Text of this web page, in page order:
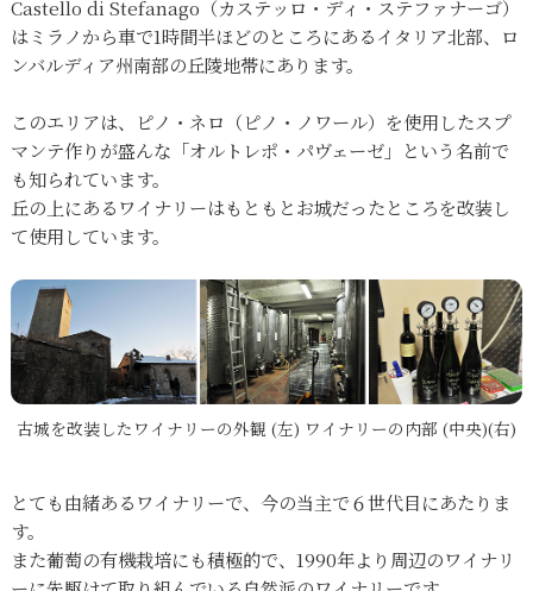
Castello di Stefanago（カステッロ・ディ・ステファナーゴ）
はミラノから車で1時間半ほどのところにあるイタリア北部、ロ
ンバルディア州南部の丘陵地帯にあります。
このエリアは、ピノ・ネロ（ピノ・ノワール）を使用したスプ
マンテ作りが盛んな「オルトレポ・パヴェーゼ」という名前で
も知られています。
丘の上にあるワイナリーはもともとお城だったところを改装し
て使用しています。
古城を改装したワイナリーの外観 (左) ワイナリーの内部 (中央)(右)
とても由緒あるワイナリーで、今の当主で６世代目にあたりま
す。
また葡萄の有機栽培にも積極的で、1990年より周辺のワイナリ